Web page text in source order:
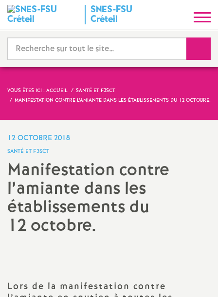
SNES-FSU
Créteil
y
n
d
i
a
i
VOUS ÊTES ICI : ACCUEIL
SANTÉ ET F3SCT
MANIFESTATION CONTRE L’AMIANTE DANS LES ÉTABLISSEMENTS DU 12 OCTOBRE.
12 OCTOBRE 2018
SANTÉ ET F3SCT
Manifestation contre
l’amiante dans les
établissements du
12 octobre.
Lors de la manifestation contre